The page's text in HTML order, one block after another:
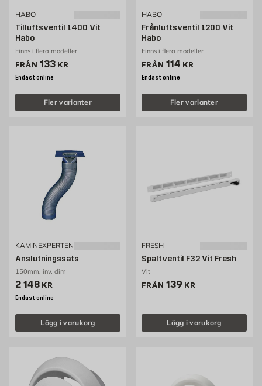
HABO
Tilluftsventil 1400 Vit
Habo
Finns i flera modeller
FRÅN Pris 133 kr
133 KR
Endast online
Fler varianter
HABO
Frånluftsventil 1200 Vit
Habo
Finns i flera modeller
FRÅN Pris 114 kr
114 KR
Endast online
Fler varianter
KAMINEXPERTEN
Anslutningssats
150mm, inv. dim
Pris 2148 kr
2 148 KR
Endast online
Lägg i varukorg
FRESH
Spaltventil F32 Vit Fresh
Vit
FRÅN Pris 139 kr
139 KR
Lägg i varukorg